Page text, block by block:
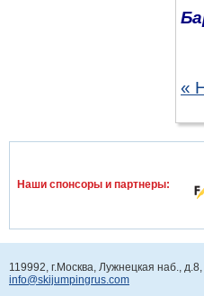
«
Наши спонcоры и партнеры:
119992, г.Москва, Лужнецкая наб., д.8,
info@skijumpingrus.com